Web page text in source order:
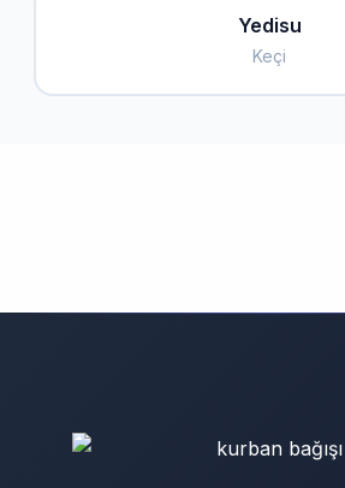
Yedisu
Keçi